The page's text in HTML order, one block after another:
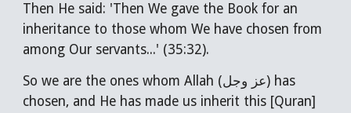
Then He said: 'Then We gave the Book for an
inheritance to those whom We have chosen from
among Our servants...' (35:32).
So we are the ones whom Allah (عز وجل) has
chosen, and He has made us inherit this [Quran]